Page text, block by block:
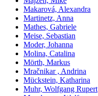
Makarová, Alexandra
Martinetz, Anna
Mathes, Gabriele
Meise, Sebastian
Moder, Johanna
Molina, Catalina
Mörth, Markus
Mračnikar , Andrina
Mückstein, Katharina
Muhr, Wolfgang Rupert